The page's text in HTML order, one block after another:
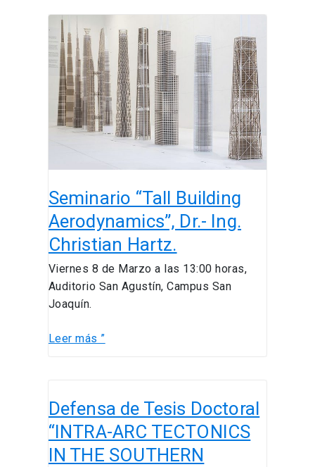
Seminario “Tall Building
Aerodynamics”, Dr.- Ing.
Christian Hartz.
Viernes 8 de Marzo a las 13:00 horas,
Auditorio San Agustín, Campus San
Joaquín.
Seminario
“Tall
Building
Aerodynamics”,
Dr.-
Ing.
Christian
Leer más ”
Defensa de Tesis Doctoral
“INTRA-ARC TECTONICS
IN THE SOUTHERN
de
Tesis
Doctoral
“INTRA-